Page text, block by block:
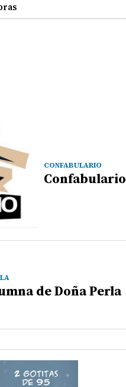
CONFABULARIO
Confabulario
de Doña Perla